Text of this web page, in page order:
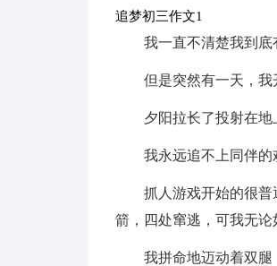
追梦初三作文1
我一直不清楚我到底
但是突然有一天，
夕阳拉长了投射在地
我永远追不上同伴的
抓人游戏开始的很普
箭，四处窜逃，可我无论
我拼命地迈动着双腿